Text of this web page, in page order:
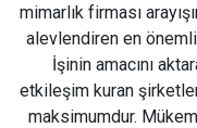
mimarlık firması
alevlendiren en
İşinin amacını
etkileşim kuran
maksimumdur.